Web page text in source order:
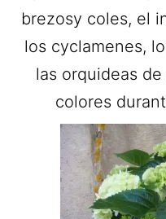
brezosy coles, el
los cyclamenes,
las orquideas
colores